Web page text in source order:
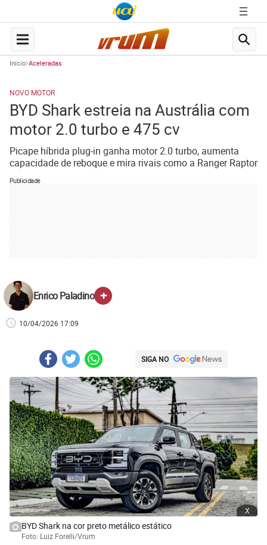
Início Aceleradas
NOVO MOTOR
BYD Shark estreia na Austrália com
motor 2.0 turbo e 475 cv
Picape híbrida plug-in ganha motor 2.0 turbo, aumenta
capacidade de reboque e mira rivais como a Ranger Raptor
Publicidade
Enrico Paladino +
10/04/2026 17:09
SIGA NO
x
BYD Shark na cor preto metálico estático
Foto: Luiz Forelli/Vrum